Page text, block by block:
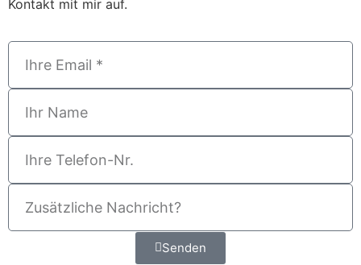
Kontakt mit mir auf.
Senden